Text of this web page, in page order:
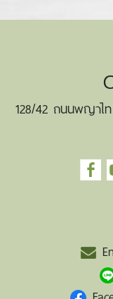
128/42 ถนนพญาไ